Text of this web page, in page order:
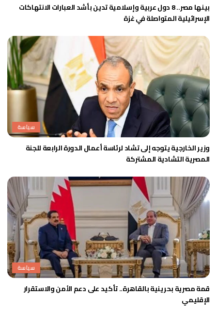
بينها مصر.. 8 دول عربية وإسلامية تدين بأشد العبارات الانتهاكات
الإسرائيلية المتواصلة في غزة
سياسة
وزير الخارجية يتوجه إلى تشاد لرئاسة أعمال الدورة الرابعة للجنة
المصرية التشادية المشتركة
سياسة
قمة مصرية بحرينية بالقاهرة.. تأكيد على دعم الأمن والاستقرار
الإقليمي